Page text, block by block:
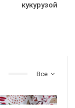
кукурузой
Все